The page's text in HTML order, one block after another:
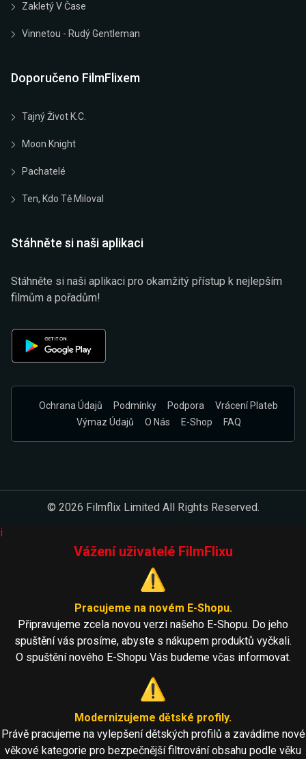
Zakletý V Čase
Vinnetou - Rudý Gentleman
Doporučeno FilmFlixem
Tajný Život K.C.
Moon Knight
Pachatelé
Ten, Kdo Tě Miloval
Stáhněte si naši aplikaci
Stáhněte si naši aplikaci pro okamžitý přístup k nejlepším
filmům a pořadům!
Ochrana Údajů Podmínky Podpora
Vrácení Plateb
Výmaz Údajů
O Nás E-Shop FAQ
© 2026 Filmflix Limited All Rights Reserved.
i
Vážení uživatelé FilmFlixu
⚠️
Pracujeme na novém E-Shopu.
Připravujeme zcela novou verzi našeho E-Shopu. Do jeho
spuštění vás prosíme, abyste s nákupem produktů vyčkali.
O spuštění nového E-Shopu Vás budeme včas informovat.
⚠️
Modernizujeme dětské profily.
Právě pracujeme na vylepšení dětských profilů a zavádíme nové
věkové kategorie pro bezpečnější filtrování obsahu podle věku